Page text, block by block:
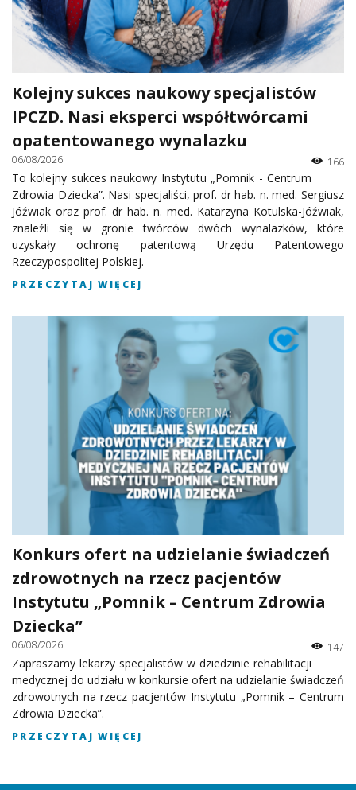
Kolejny sukces naukowy specjalistów
IPCZD. Nasi eksperci współtwórcami
opatentowanego wynalazku
06/08/2026 166
To kolejny sukces naukowy Instytutu „Pomnik - Centrum
Zdrowia Dziecka”. Nasi specjaliści, prof. dr hab. n. med. Sergiusz
Jóźwiak oraz prof. dr hab. n. med. Katarzyna Kotulska-Jóźwiak,
znaleźli się w gronie twórców dwóch wynalazków, które
uzyskały ochronę patentową Urzędu Patentowego
Rzeczypospolitej Polskiej.
PRZECZYTAJ WIĘCEJ
Konkurs ofert na udzielanie świadczeń
zdrowotnych na rzecz pacjentów
Instytutu „Pomnik – Centrum Zdrowia
Dziecka”
06/08/2026 147
Zapraszamy lekarzy specjalistów w dziedzinie rehabilitacji
medycznej do udziału w konkursie ofert na udzielanie świadczeń
zdrowotnych na rzecz pacjentów Instytutu „Pomnik – Centrum
Zdrowia Dziecka”.
PRZECZYTAJ WIĘCEJ